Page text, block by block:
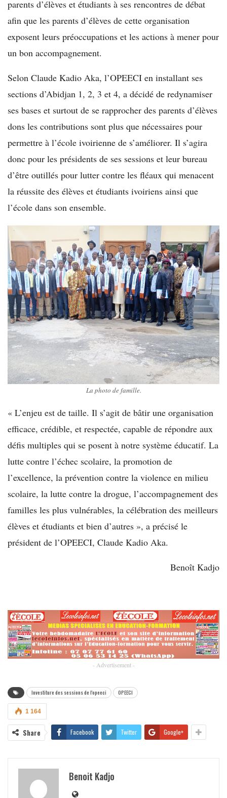
parents d’élèves et étudiants à ses rencontres de débat
afin que les parents d’élèves de cette organisation
exposent leurs préoccupations et les actions à mener pour
un bon accompagnement.
Selon Claude Kadio Aka, l’OPEECI en installant ses
sections d’Abidjan 1, 2, 3 et 4, a décidé de redynamiser
ses bases et surtout de se rapprocher des parents d’élèves
dons les contributions sont plus que nécessaires pour
permettre à l’école ivoirienne de s’améliorer. Il s’agira
donc pour les présidents de ses sessions et leur bureau
d’être outillés pour lutter contre les fléaux qui menacent
la réussite des élèves et étudiants ivoiriens ainsi que
l’école dans son ensemble.
La photo de famille.
« L’enjeu est de taille. Il s’agit de bâtir une organisation
efficace, crédible, et respectée, capable de répondre aux
défis multiples qui se posent à notre système éducatif. La
lutte contre l’échec scolaire, la promotion de
l’excellence, la prévention contre la violence en milieu
scolaire, la lutte contre la drogue, l’accompagnement des
familles les plus vulnérables, la célébration des meilleurs
élèves et étudiants et bien d’autres », a précisé le
président de l’OPEECI, Claude Kadio Aka.
Benoît Kadjo
- Advertisement -
Investiture des sessions de l'opeeci OPEECI
1 164
Share Facebook Twitter Google+
Benoit Kadjo